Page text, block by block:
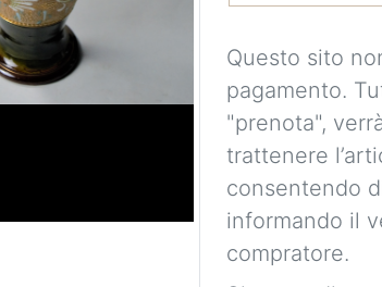
Questo sito
pagamento.
"prenota",
trattenere
consentendo
informando il
compratore.